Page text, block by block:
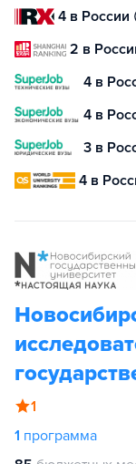
4 в России
2 в
4 в
4 в
3 в
4 в
1
1 программа